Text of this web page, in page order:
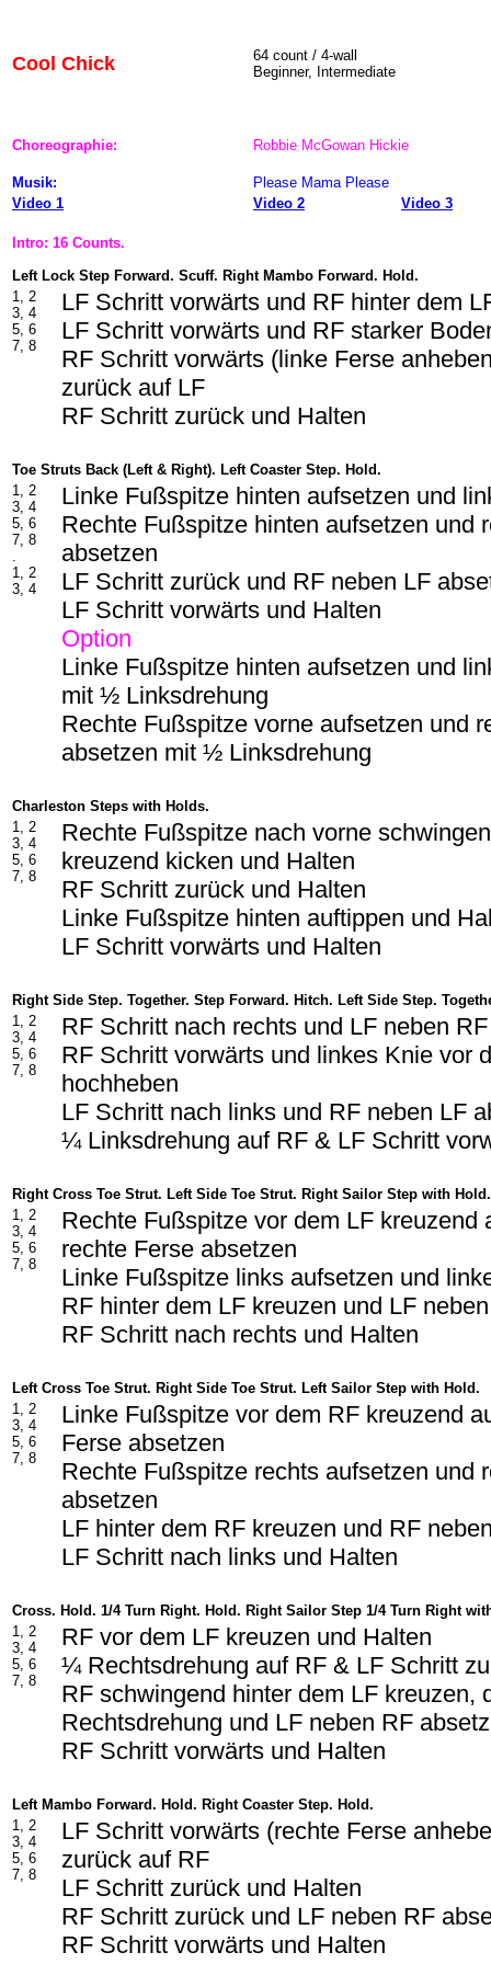
Cool Chick 64 count / 4-wall
Beginner, Intermediate
Choreographie: Robbie McGowan Hickie
Musik:
Please Mama Please
Video 1
Video 2 Video 3
Intro: 16 Counts.
Left Lock Step Forward. Scuff. Right Mambo Forward. Hold.
1, 2
3, 4
5, 6
7, 8
LF Schritt vorwärts und RF hinter dem
LF Schritt vorwärts und RF starker
RF Schritt vorwärts (linke Ferse
zurück auf LF
RF Schritt zurück und Halten
Toe Struts Back (Left & Right). Left Coaster Step. Hold.
1, 2
3, 4
5, 6
7, 8
.
1, 2
3, 4
Linke Fußspitze hinten aufsetzen und
Rechte Fußspitze hinten aufsetzen und
absetzen
LF Schritt zurück und RF neben LF
LF Schritt vorwärts und Halten
Option
Linke Fußspitze hinten aufsetzen und
mit ½ Linksdrehung
Rechte Fußspitze vorne aufsetzen und
absetzen mit ½ Linksdrehung
Charleston Steps with Holds.
1, 2
3, 4
5, 6
7, 8
Rechte Fußspitze nach vorne
kreuzend kicken und Halten
RF Schritt zurück und Halten
Linke Fußspitze hinten auftippen und
LF Schritt vorwärts und Halten
Right Side Step. Together. Step Forward. Hitch. Left Side Step.
1, 2
3, 4
5, 6
7, 8
RF Schritt nach rechts und LF neben
RF Schritt vorwärts und linkes Knie vor
hochheben
LF Schritt nach links und RF neben LF
¼ Linksdrehung auf RF & LF Schritt
Right Cross Toe Strut. Left Side Toe Strut. Right Sailor Step with Hold.
1, 2
3, 4
5, 6
7, 8
Rechte Fußspitze vor dem LF kreuzend
rechte Ferse absetzen
Linke Fußspitze links aufsetzen und
RF hinter dem LF kreuzen und LF
RF Schritt nach rechts und Halten
Left Cross Toe Strut. Right Side Toe Strut. Left Sailor Step with Hold.
1, 2
3, 4
5, 6
7, 8
Linke Fußspitze vor dem RF kreuzend
Ferse absetzen
Rechte Fußspitze rechts aufsetzen und
absetzen
LF hinter dem RF kreuzen und RF
LF Schritt nach links und Halten
Cross. Hold. 1/4 Turn Right. Hold. Right Sailor Step 1/4 Turn Right
1, 2
3, 4
5, 6
7, 8
RF vor dem LF kreuzen und Halten
¼ Rechtsdrehung auf RF & LF Schritt
RF schwingend hinter dem LF kreuzen,
Rechtsdrehung und LF neben RF
RF Schritt vorwärts und Halten
Left Mambo Forward. Hold. Right Coaster Step. Hold.
1, 2
3, 4
5, 6
7, 8
LF Schritt vorwärts (rechte Ferse
zurück auf RF
LF Schritt zurück und Halten
RF Schritt zurück und LF neben RF
RF Schritt vorwärts und Halten